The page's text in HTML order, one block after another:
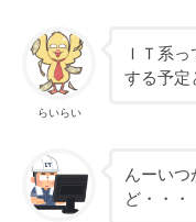
らいらい
ＩＴ系
する予定
んーいつ
ど・・・